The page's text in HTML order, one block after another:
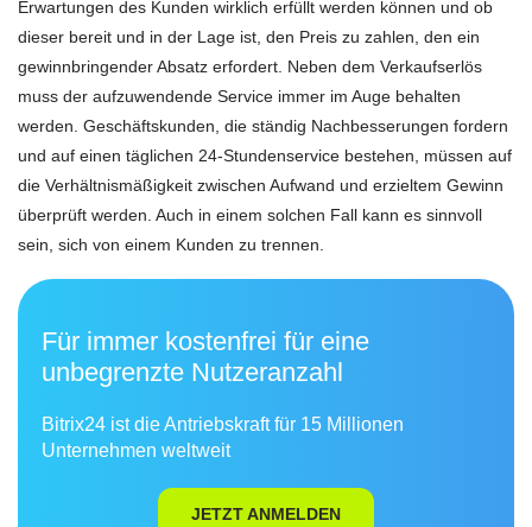
Erwartungen des Kunden wirklich erfüllt werden können und ob
dieser bereit und in der Lage ist, den Preis zu zahlen, den ein
gewinnbringender Absatz erfordert. Neben dem Verkaufserlös
muss der aufzuwendende Service immer im Auge behalten
werden. Geschäftskunden, die ständig Nachbesserungen fordern
und auf einen täglichen 24-Stundenservice bestehen, müssen auf
die Verhältnismäßigkeit zwischen Aufwand und erzieltem Gewinn
überprüft werden. Auch in einem solchen Fall kann es sinnvoll
sein, sich von einem Kunden zu trennen.
Für immer kostenfrei für eine
unbegrenzte Nutzeranzahl
Bitrix24 ist die Antriebskraft für 15 Millionen
Unternehmen weltweit
JETZT ANMELDEN